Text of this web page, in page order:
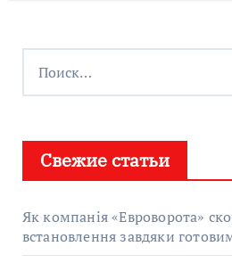
Свежие статьи
Як компанія «Евроворота»
встановлення завдяки